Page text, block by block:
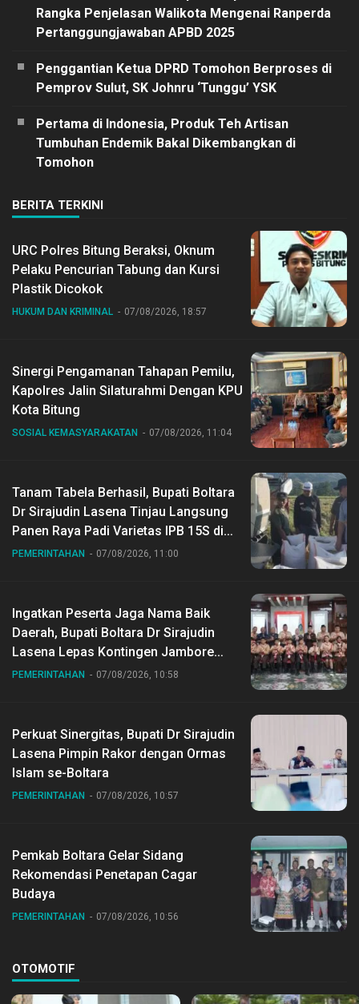
Rangka Penjelasan Walikota Mengenai Ranperda
Pertanggungjawaban APBD 2025
Penggantian Ketua DPRD Tomohon Berproses di
Pemprov Sulut, SK Johnru ‘Tunggu’ YSK
Pertama di Indonesia, Produk Teh Artisan
Tumbuhan Endemik Bakal Dikembangkan di
Tomohon
BERITA TERKINI
URC Polres Bitung Beraksi, Oknum
Pelaku Pencurian Tabung dan Kursi
Plastik Dicokok
HUKUM DAN KRIMINAL 07/08/2026, 18:57
Sinergi Pengamanan Tahapan Pemilu,
Kapolres Jalin Silaturahmi Dengan KPU
Kota Bitung
SOSIAL KEMASYARAKATAN 07/08/2026, 11:04
Tanam Tabela Berhasil, Bupati Boltara
Dr Sirajudin Lasena Tinjau Langsung
Panen Raya Padi Varietas IPB 15S di
Desa Gihang
PEMERINTAHAN 07/08/2026, 11:00
Ingatkan Peserta Jaga Nama Baik
Daerah, Bupati Boltara Dr Sirajudin
Lasena Lepas Kontingen Jambore
Nasional ke XII di Buperta Cibubur
PEMERINTAHAN 07/08/2026, 10:58
Perkuat Sinergitas, Bupati Dr Sirajudin
Lasena Pimpin Rakor dengan Ormas
Islam se-Boltara
PEMERINTAHAN 07/08/2026, 10:57
Pemkab Boltara Gelar Sidang
Rekomendasi Penetapan Cagar
Budaya
PEMERINTAHAN 07/08/2026, 10:56
OTOMOTIF